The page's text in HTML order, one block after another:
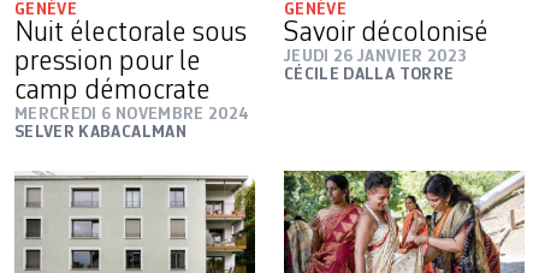
GENÈVE
Nuit électorale sous
pression pour le
camp démocrate
MERCREDI 6 NOVEMBRE 2024
SELVER KABACALMAN
GENÈVE
Savoir décolonisé
JEUDI 26 JANVIER 2023
CÉCILE DALLA TORRE